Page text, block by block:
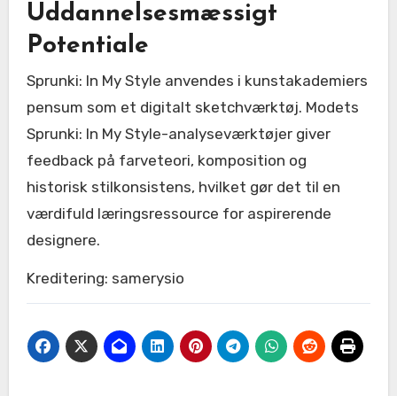
Uddannelsesmæssigt
Potentiale
Sprunki: In My Style anvendes i kunstakademiers
pensum som et digitalt sketchværktøj. Modets
Sprunki: In My Style-analyseværktøjer giver
feedback på farveteori, komposition og
historisk stilkonsistens, hvilket gør det til en
værdifuld læringsressource for aspirerende
designere.
Kreditering: samerysio